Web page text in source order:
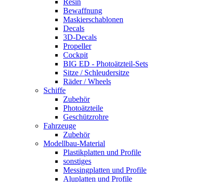
Resin
Bewaffnung
Maskierschablonen
Decals
3D-Decals
Propeller
Cockpit
BIG ED - Photoätzteil-Sets
Sitze / Schleudersitze
Räder / Wheels
Schiffe
Zubehör
Photoätzteile
Geschützrohre
Fahrzeuge
Zubehör
Modellbau-Material
Plastikplatten und Profile
sonstiges
Messingplatten und Profile
Aluplatten und Profile